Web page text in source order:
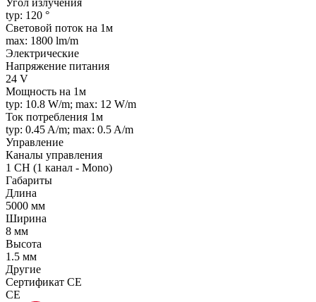
Угол излучения
typ: 120 °
Световой поток на 1м
max: 1800 lm/m
Электрические
Напряжение питания
24 V
Мощность на 1м
typ: 10.8 W/m; max: 12 W/m
Ток потребления 1м
typ: 0.45 A/m; max: 0.5 A/m
Управление
Каналы управления
1 CH (1 канал - Mono)
Габариты
Длина
5000 мм
Ширина
8 мм
Высота
1.5 мм
Другие
Сертификат CE
CE